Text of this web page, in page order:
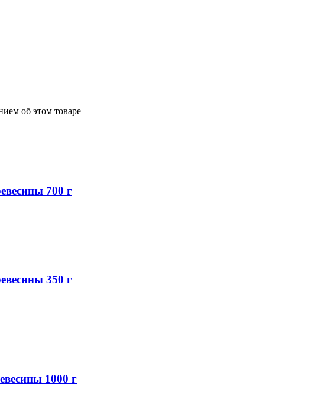
об этом товаре
700 г
350 г
1000 г